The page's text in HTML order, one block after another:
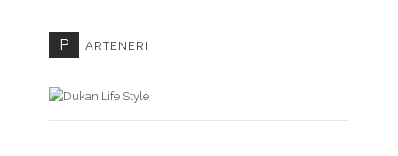
P ARTENERI